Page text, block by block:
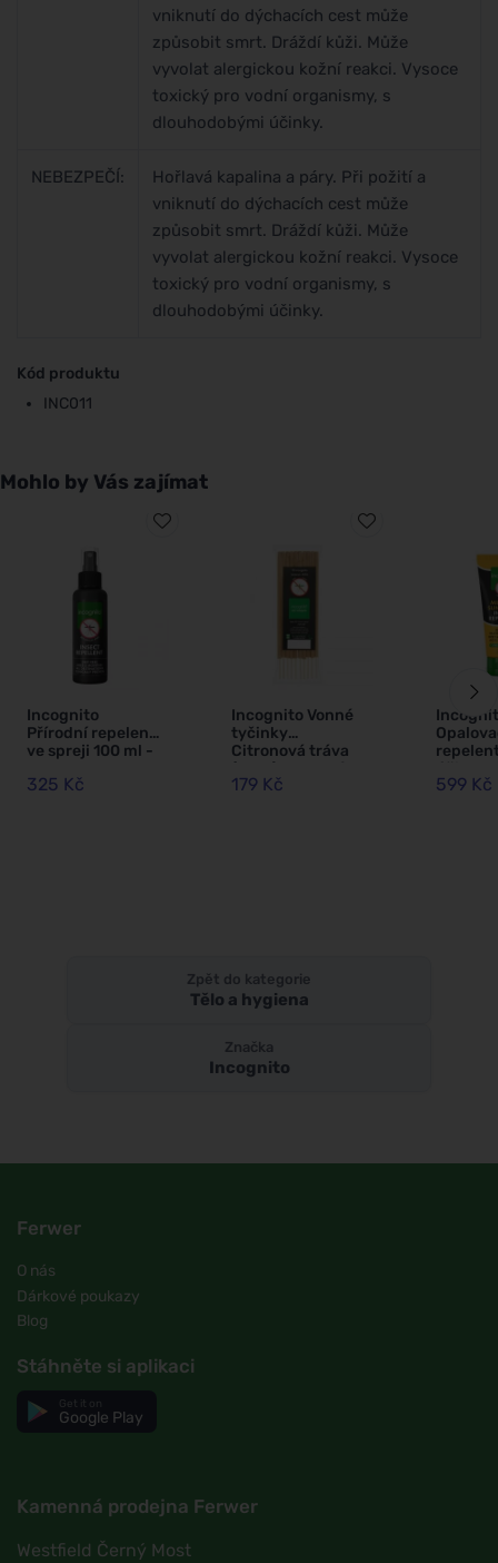
vniknutí do dýchacích cest může
způsobit smrt. Dráždí kůži. Může
vyvolat alergickou kožní reakci. Vysoce
toxický pro vodní organismy, s
dlouhodobými účinky.
NEBEZPEČÍ:
Hořlavá kapalina a páry. Při požití a
vniknutí do dýchacích cest může
způsobit smrt. Dráždí kůži. Může
vyvolat alergickou kožní reakci. Vysoce
toxický pro vodní organismy, s
dlouhodobými účinky.
Kód produktu
INC011
Mohlo by Vás zajímat
Incognito
Přírodní repelent
ve spreji 100 ml -
proti veškerému
325 Kč
Incognito Vonné
tyčinky
Citronová tráva
(10 ks) - nevoní
obtížnému
179 Kč
(100
599 Kč
Zpět do kategorie
Tělo a hygiena
Značka
Incognito
Ferwer
O nás
Dárkové poukazy
Blog
Stáhněte si aplikaci
Google Play
Kamenná prodejna Ferwer
Westfield Černý Most